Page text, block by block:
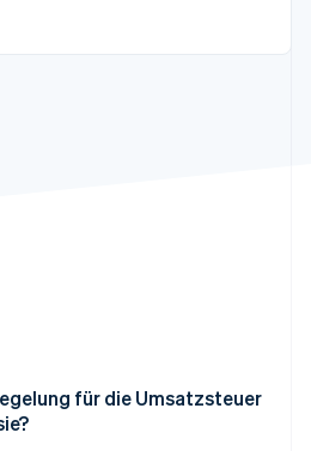
ansehenfür die Umsatzsteuer